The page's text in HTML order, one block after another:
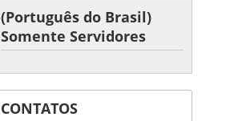
(Português do Brasil)
Somente Servidores
CONTATOS